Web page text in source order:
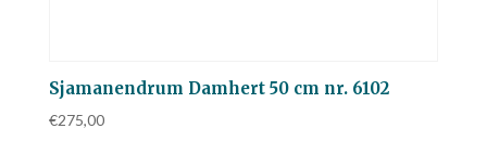
Sjamanendrum Damhert 50 cm nr. 6102
€275,00